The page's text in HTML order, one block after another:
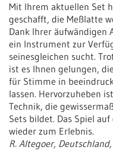
Mit Ihrem aktuellen Set
geschafft, die Meßlatte
Dank Ihrer äufwändigen
ein Instrument zur
seinesgleichen sucht.
ist es Ihnen gelungen,
für Stimme in
lassen. Hervorzuheben
Technik, die
Sets bildet. Das Spiel
wieder zum Erlebnis.
R. Altegoer,